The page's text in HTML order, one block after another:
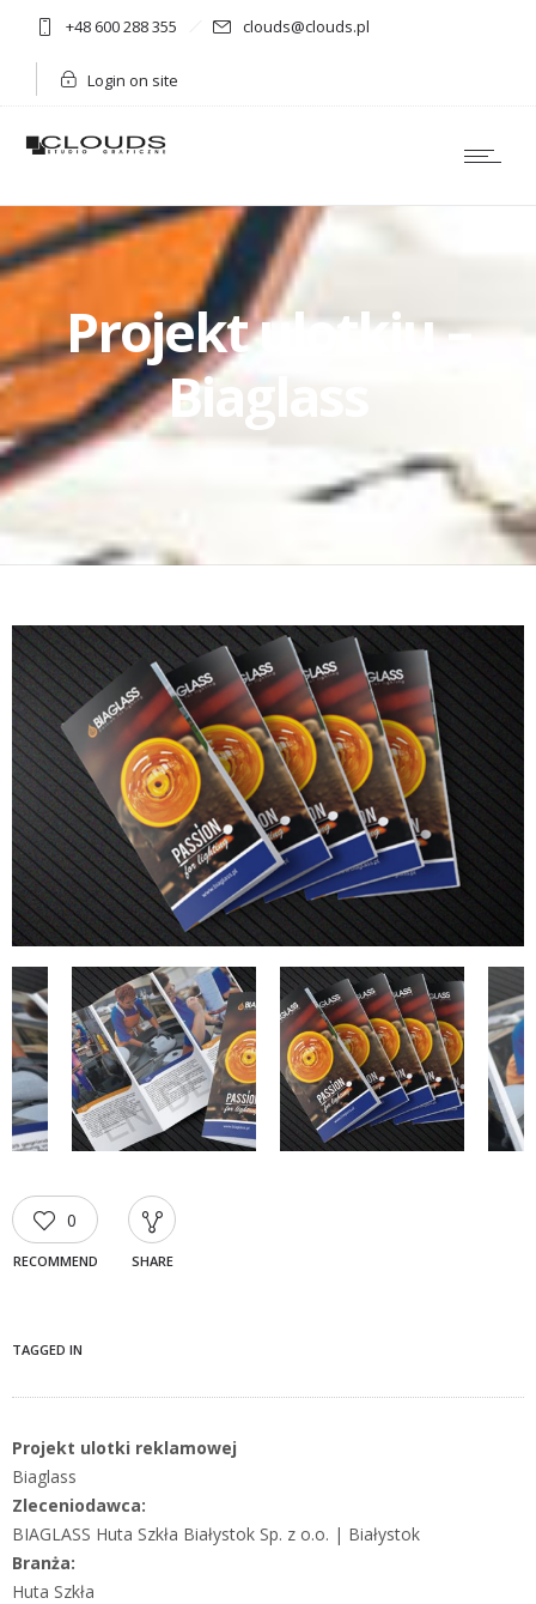
+48 600 288 355 clouds@clouds.pl
Login on site
Projekt ulotkiu –
Biaglass
0
RECOMMEND SHARE
TAGGED IN
Projekt ulotki reklamowej
Biaglass
Zleceniodawca:
BIAGLASS Huta Szkła Białystok Sp. z o.o. | Białystok
Branża:
Huta Szkła